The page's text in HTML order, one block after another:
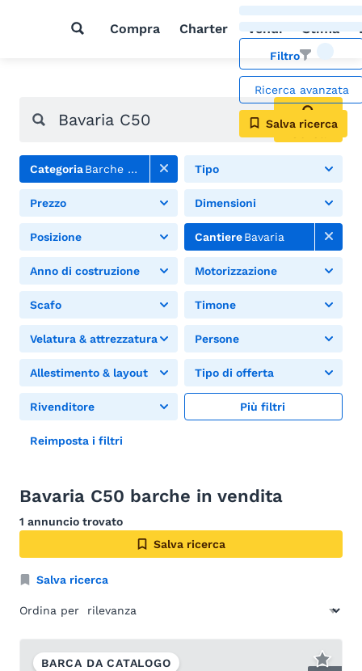
Compra Charter Vendi Stima
Filtro
Ricerca avanzata
Salva ricerca
Cerca
CategoriaBarche a vela Tipo
Prezzo Dimensioni
Posizione CantiereBavaria
Anno di costruzione Motorizzazione
Scafo Timone
Velatura & attrezzatura Persone
Allestimento & layout Tipo di offerta
Rivenditore Più filtri
Reimposta i filtri
Bavaria C50 barche in vendita
1 annuncio trovato
Salva ricerca
Salva ricerca
Ordina per
BARCA DA CATALOGO